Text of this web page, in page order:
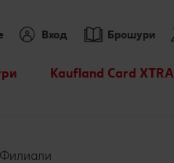
Kaufland Card XTRA
XTRA купони
Брошури
Вход
Филиали